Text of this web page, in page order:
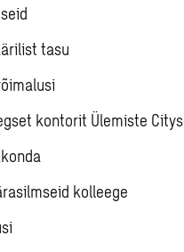
tasu
kontorit Ülemiste Citys
kolleege